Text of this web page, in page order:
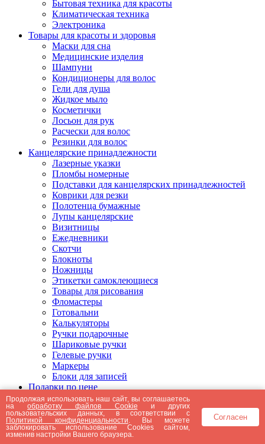
Бытовая техника для красоты
Климатическая техника
Электроника
Товары для красоты и здоровья
Маски для сна
Медицинские изделия
Шампуни
Кондиционеры для волос
Гели для душа
Жидкое мыло
Косметички
Лосьон для рук
Расчески для волос
Резинки для волос
Канцелярские принадлежности
Лазерные указки
Пломбы номерные
Подставки для канцелярских принадлежностей
Коврики для резки
Полотенца бумажные
Лупы канцелярские
Визитницы
Ежедневники
Скотчи
Блокноты
Ножницы
Этикетки самоклеющиеся
Товары для рисования
Фломастеры
Готовальни
Калькуляторы
Ручки подарочные
Шариковые ручки
Гелевые ручки
Маркеры
Блоки для записей
Подарки по цене
Подарки от 5000 рублей
Подарки до 5000 рублей
Подарки до 3000 рублей
Подарки до 2000 рублей
Подарки до 1000 рублей
Продолжая использовать наш сайт, вы соглашаетесь
наобработку файлов Cookie и других
пользовательских данных, в соответствии с
Политикой конфиденциальности . Вы можете
заблокировать использование Cookies сайтом,
изменив настройки Вашего браузера.
Согласен